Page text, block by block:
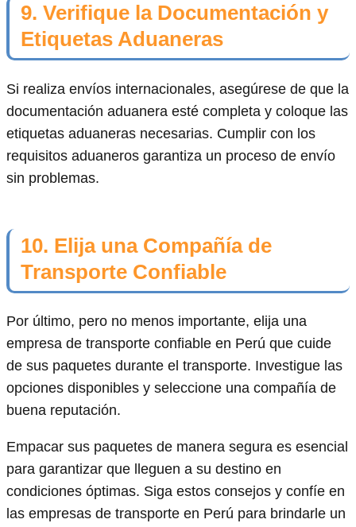
9. Verifique la Documentación y
Etiquetas Aduaneras
Si realiza envíos internacionales, asegúrese de que la
documentación aduanera esté completa y coloque las
etiquetas aduaneras necesarias. Cumplir con los
requisitos aduaneros garantiza un proceso de envío
sin problemas.
10. Elija una Compañía de
Transporte Confiable
Por último, pero no menos importante, elija una
empresa de transporte confiable en Perú que cuide
de sus paquetes durante el transporte. Investigue las
opciones disponibles y seleccione una compañía de
buena reputación.
Empacar sus paquetes de manera segura es esencial
para garantizar que lleguen a su destino en
condiciones óptimas. Siga estos consejos y confíe en
las empresas de transporte en Perú para brindarle un